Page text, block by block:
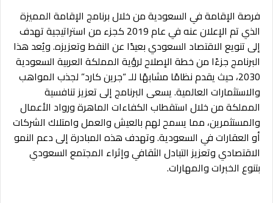
فرصة الإقامة في السعودية من خلال برنامج الإقامة المميزة
الذي تم الإعلان عنه في عام 2019 كجزء من استراتيجية تهدف
إلى تنويع الاقتصاد السعودي بعيدًا عن النفط وتعزيزه. ويُعد هذا
البرنامج جزءًا من خطة الإصلاح لرؤية المملكة العربية السعودية
2030، حيث يقدم نظامًا مشابهًا للـ “جرين كارد” لجذب المواهب
والاستثمارات العالمية. يسعى البرنامج إلى تعزيز تنافسية
المملكة من خلال استقطاب الكفاءات الماهرة ورواد الأعمال
والمستثمرين، مما يسمح لهم بالعيش والعمل وامتلاك الشركات
أو العقارات في السعودية. وتهدف هذه المبادرة إلى دعم النمو
الاقتصادي وتعزيز التبادل الثقافي وإثراء المجتمع السعودي
بتنوع الخبرات والمهارات.